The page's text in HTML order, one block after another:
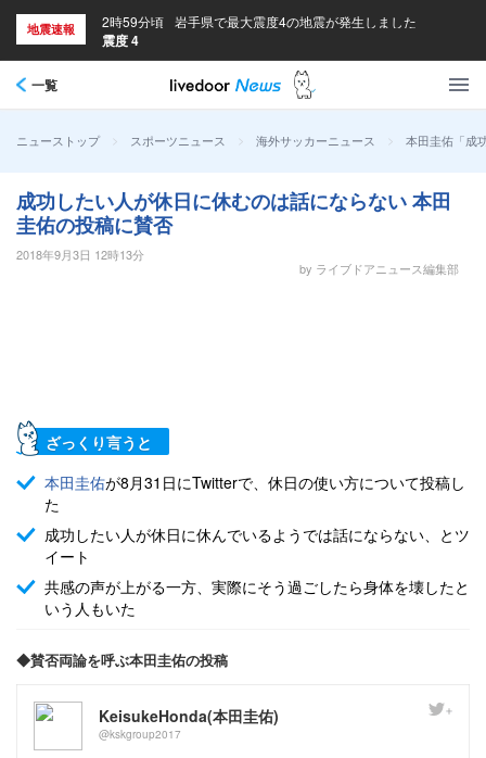
地震速報 2時59分頃 岩手県で最大震度4の地震が発生しました
震度 4
一覧
ニューストップ > スポーツニュース > 海外サッカーニュース > 本田圭佑「成
成功したい人が休日に休むのは話にならない 本田
圭佑の投稿に賛否
2018年9月3日 12時13分
by ライブドアニュース編集部
ざっくり言うと
本田圭佑が8月31日にTwitterで、休日の使い方について投稿し
た
成功したい人が休日に休んでいるようでは話にならない、とツ
イート
共感の声が上がる一方、実際にそう過ごしたら身体を壊したと
いう人もいた
◆賛否両論を呼ぶ本田圭佑の投稿
KeisukeHonda(本田圭佑)
@kskgroup2017